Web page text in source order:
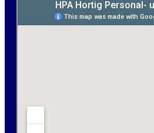
handwerklicher Allrounder (m/
Planung / Überwachung -